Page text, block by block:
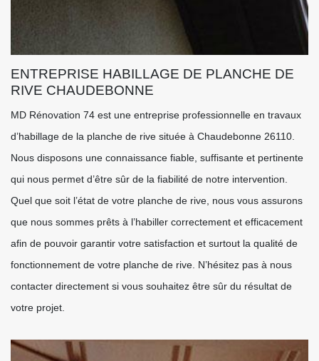
ENTREPRISE HABILLAGE DE PLANCHE DE
RIVE CHAUDEBONNE
MD Rénovation 74 est une entreprise professionnelle en travaux
d’habillage de la planche de rive située à Chaudebonne 26110.
Nous disposons une connaissance fiable, suffisante et pertinente
qui nous permet d’être sûr de la fiabilité de notre intervention.
Quel que soit l’état de votre planche de rive, nous vous assurons
que nous sommes prêts à l’habiller correctement et efficacement
afin de pouvoir garantir votre satisfaction et surtout la qualité de
fonctionnement de votre planche de rive. N’hésitez pas à nous
contacter directement si vous souhaitez être sûr du résultat de
votre projet.